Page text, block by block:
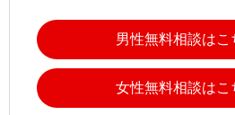
男性無料相談はこ
女性無料相談はこ